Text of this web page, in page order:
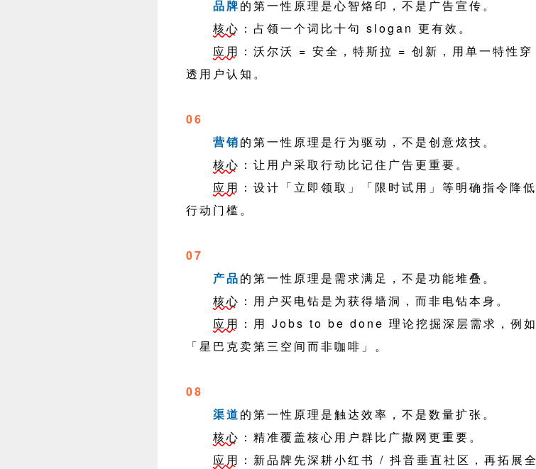
品牌的第一性原理是心智烙印，不是广告宣传。
核心 ：占领一个词比十句 slogan 更有效。
应用 ：沃尔沃 = 安全，特斯拉 = 创新，用单一特性穿
透用户认知。
06
营销的第一性原理是行为驱动，不是创意炫技。
核心 ：让用户采取行动比记住广告更重要。
应用 ：设计「立即领取」「限时试用」等明确指令降低
行动门槛。
07
产品的第一性原理是需求满足，不是功能堆叠。
核心 ：用户买电钻是为获得墙洞，而非电钻本身。
应用 ：用 Jobs to be done 理论挖掘深层需求，例如
「星巴克卖第三空间而非咖啡」。
08
渠道的第一性原理是触达效率，不是数量扩张。
核心 ：精准覆盖核心用户群比广撒网更重要。
应用 ：新品牌先深耕小红书 / 抖音垂直社区，再拓展全